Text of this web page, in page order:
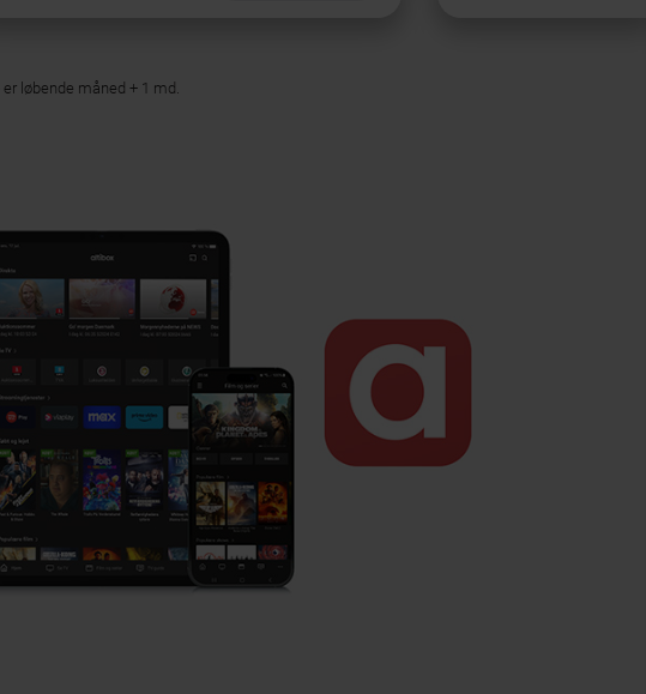
løbende måned + 1 md.